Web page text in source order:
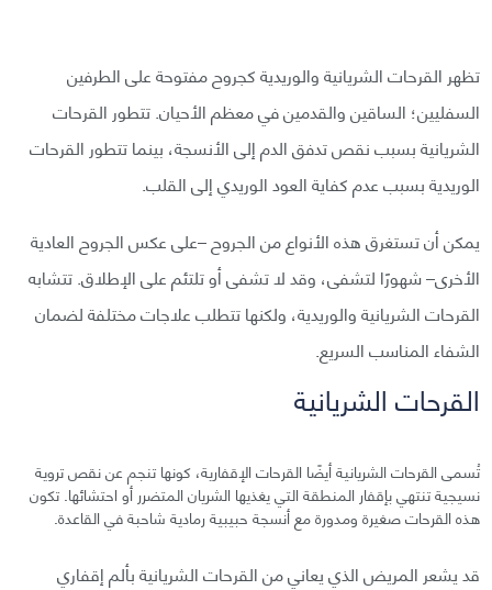
تظهر القرحات الشريانية والوريدية كجروح مفتوحة على الطرفين
السفليين؛ الساقين والقدمين في معظم الأحيان. تتطور القرحات
الشريانية بسبب نقص تدفق الدم إلى الأنسجة، بينما تتطور القرحات
الوريدية بسبب عدم كفاية العود الوريدي إلى القلب.
يمكن أن تستغرق هذه الأنواع من الجروح –على عكس الجروح العادية
الأخرى– شهورًا لتشفى، وقد لا تشفى أو تلتئم على الإطلاق. تتشابه
القرحات الشريانية والوريدية، ولكنها تتطلب علاجات مختلفة لضمان
الشفاء المناسب السريع.
القرحات الشريانية
تُسمى القرحات الشريانية أيضًا القرحات الإقفارية، كونها تنجم عن نقص تروية
نسيجية تنتهي بإقفار المنطقة التي يغذيها الشريان المتضرر أو احتشائها. تكون
هذه القرحات صغيرة ومدورة مع أنسجة حبيبية رمادية شاحبة في القاعدة.
قد يشعر المريض الذي يعاني من القرحات الشريانية بألم إقفاري